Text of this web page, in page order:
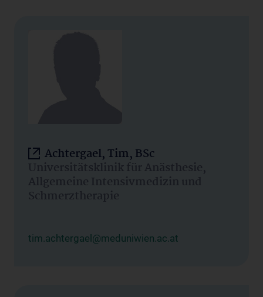
Achtergael, Tim, BSc
Universitätsklinik für Anästhesie,
Allgemeine Intensivmedizin und
Schmerztherapie
tim.achtergael@meduniwien.ac.at